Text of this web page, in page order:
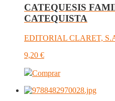
CATEQUESIS
CATEQUISTA
EDITORIAL CLARET,
9,20 €
Comprar